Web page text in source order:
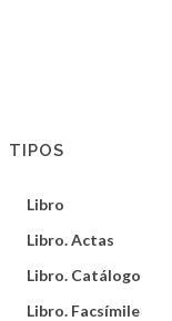
TIPOS
Libro
Libro. Actas
Libro. Catálogo
Libro. Facsímile